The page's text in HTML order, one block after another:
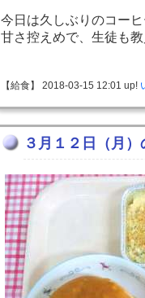
今日は久しぶりのコー
甘さ控えめで、生徒も
【給食】 2018-03-15 12:01 up!
３月１２日（月）